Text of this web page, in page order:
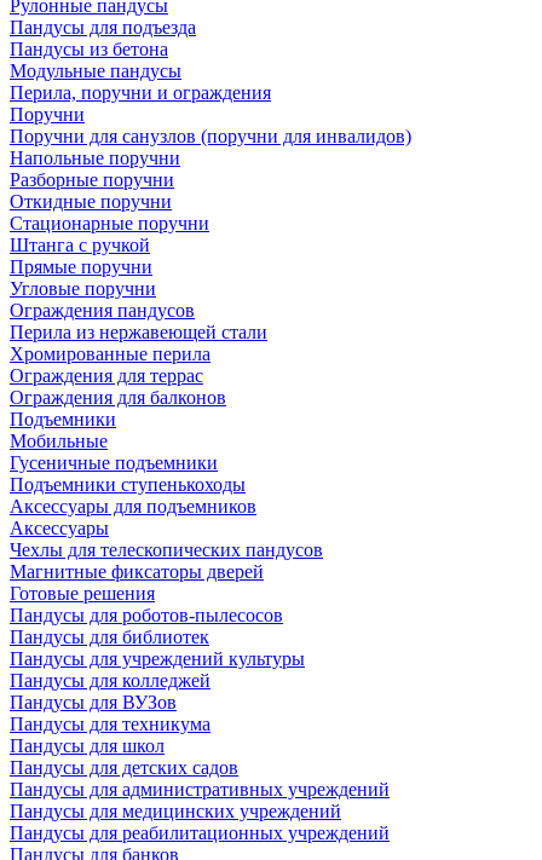
Рулонные пандусы
Пандусы для подъезда
Пандусы из бетона
Модульные пандусы
Перила, поручни и ограждения
Поручни
Поручни для санузлов (поручни для инвалидов)
Напольные поручни
Разборные поручни
Откидные поручни
Стационарные поручни
Штанга с ручкой
Прямые поручни
Угловые поручни
Ограждения пандусов
Перила из нержавеющей стали
Хромированные перила
Ограждения для террас
Ограждения для балконов
Подъемники
Мобильные
Гусеничные подъемники
Подъемники ступенькоходы
Аксессуары для подъемников
Аксессуары
Чехлы для телескопических пандусов
Магнитные фиксаторы дверей
Готовые решения
Пандусы для роботов-пылесосов
Пандусы для библиотек
Пандусы для учреждений культуры
Пандусы для колледжей
Пандусы для ВУЗов
Пандусы для техникума
Пандусы для школ
Пандусы для детских садов
Пандусы для административных учреждений
Пандусы для медицинских учреждений
Пандусы для реабилитационных учреждений
Пандусы для банков